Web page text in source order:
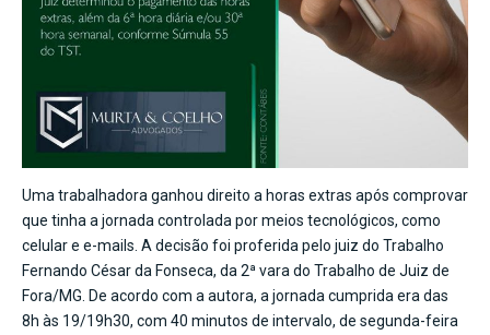
Uma trabalhadora ganhou direito a horas extras após comprovar
que tinha a jornada controlada por meios tecnológicos, como
celular e e-mails. A decisão foi proferida pelo juiz do Trabalho
Fernando César da Fonseca, da 2ª vara do Trabalho de Juiz de
Fora/MG. De acordo com a autora, a jornada cumprida era das
8h às 19/19h30, com 40 minutos de intervalo, de segunda-feira